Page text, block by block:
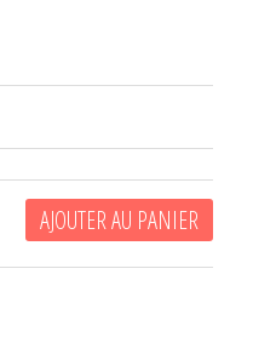
AJOUTER AU PANIER